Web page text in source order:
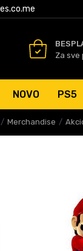
PLAĆANJE
Za sve
NOVO PS5
Merchandise